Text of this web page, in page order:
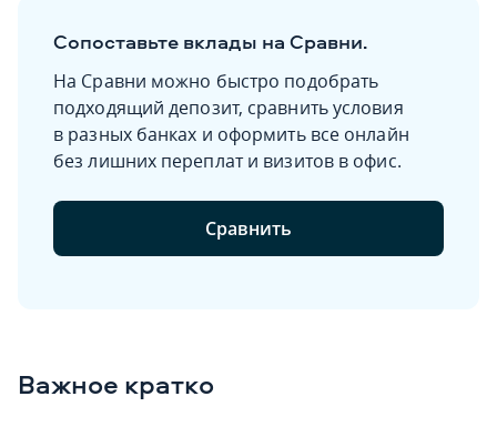
Сопоставьте вклады на Сравни.
На Сравни можно быстро подобрать
подходящий депозит, сравнить условия
в разных банках и оформить все онлайн
без лишних переплат и визитов в офис.
Сравнить
Важное кратко